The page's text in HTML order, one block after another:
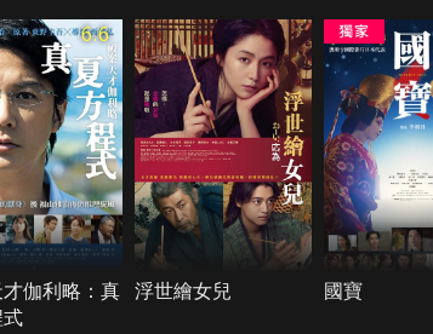
6.6
伽利略：真
式
浮世繪女兒 國寶